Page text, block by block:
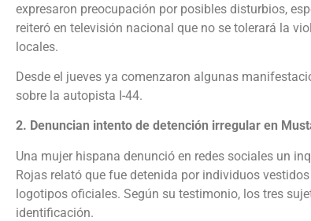
expresaron preocupación por posibles disturbios,
reiteró en televisión nacional que no se tolerará la
locales.
Desde el jueves ya comenzaron algunas
sobre la autopista I-44.
2. Denuncian intento de detención irregular en
Una mujer hispana denunció en redes sociales un
Rojas relató que fue detenida por individuos
logotipos oficiales. Según su testimonio, los tres
identificación.